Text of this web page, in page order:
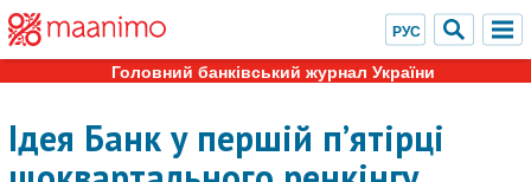
Головний банківський журнал України
Ідея Банк у першій п’ятірці